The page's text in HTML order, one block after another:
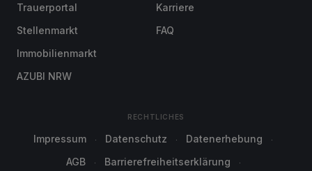
Trauerportal
Stellenmarkt
Immobilienmarkt
AZUBI NRW
Karriere
FAQ
RECHTLICHES
Impressum Datenschutz
Datenerhebung
AGB
Barrierefreiheitserklärung